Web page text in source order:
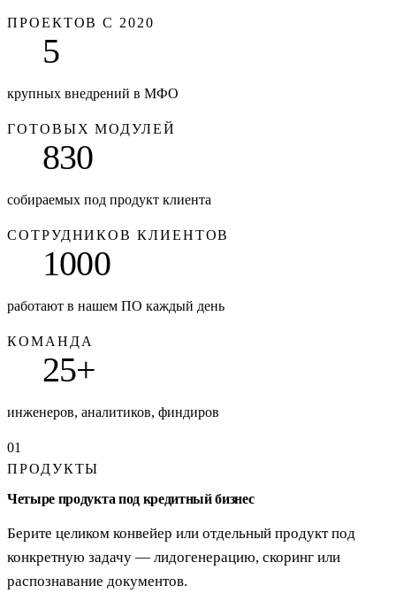
ПРОЕКТОВ С 2020
5
крупных внедрений в МФО
ГОТОВЫХ МОДУЛЕЙ
830
собираемых под продукт клиента
СОТРУДНИКОВ КЛИЕНТОВ
1000
работают в нашем ПО каждый день
КОМАНДА
25+
инженеров, аналитиков, финдиров
01
ПРОДУКТЫ
Четыре продукта под кредитный бизнес
Берите целиком конвейер или отдельный продукт под
конкретную задачу — лидогенерацию, скоринг или
распознавание документов.